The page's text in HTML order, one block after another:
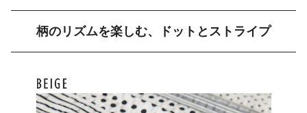
柄のリズムを楽しむ、ドットとストライプ